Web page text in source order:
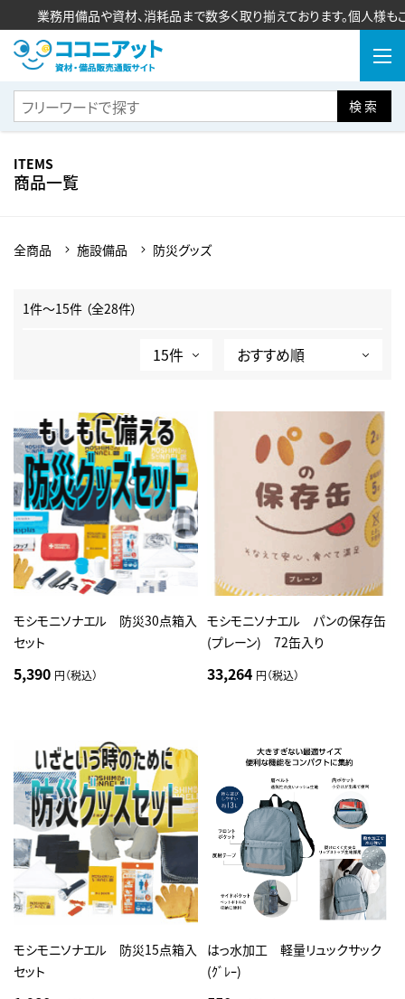
業務用備品や資材、消耗品まで数多く取り揃えております。個人様も
検索
ITEMS
商品一覧
全商品 施設備品 防災グッズ
1件～15件 （全28件）
モシモニソナエル 防災30点箱入
セット
5,390 円（税込）
モシモニソナエル パンの保存缶
(プレーン) 72缶入り
33,264 円（税込）
モシモニソナエル 防災15点箱入
セット
はっ水加工 軽量リュックサック
(ｸﾞﾚｰ)